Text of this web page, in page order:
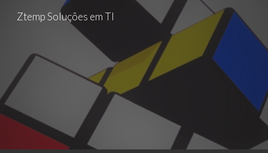
Skip to main content Skip to navigation
Ztemp Soluções em TI